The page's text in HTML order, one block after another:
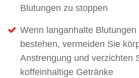
Blutungen zu stoppen
Wenn langanhalte
bestehen, vermeiden Sie
Anstrengung und verzichten
koffeinhaltige Getränke